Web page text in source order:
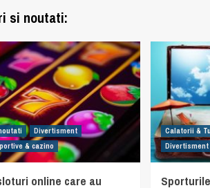
si noutati:
Divertisment
& cazino
online care au
Calatorii &
Divertisment